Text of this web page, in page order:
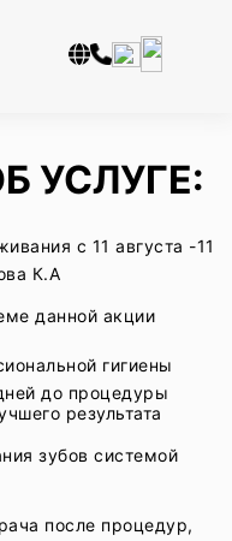
УСЛУГЕ:
с 11 августа -11
К.А
данной акции
гигиены
до процедуры
результата
зубов системой
после процедур,